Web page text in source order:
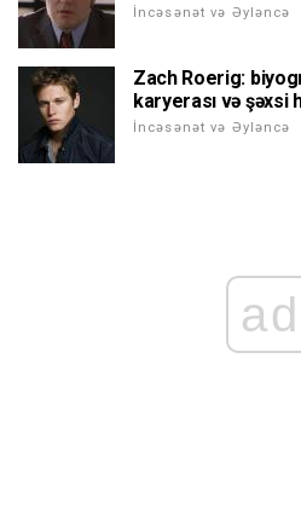
İncəsənət və Əyləncə
Zach Roerig:
karyerası və şəxsi
İncəsənət və Əyləncə
ad